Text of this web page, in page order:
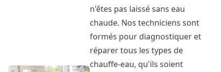
n'êtes pas laissé sans eau
chaude. Nos techniciens sont
formés pour diagnostiquer et
réparer tous les types de
chauffe-eau, qu'ils soient